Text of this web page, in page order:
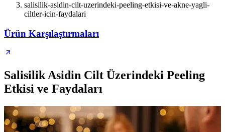
salisilik-asidin-cilt-uzerindeki-peeling-etkisi-ve-akne-yagli-
ciltler-icin-faydalari
Ürün Karşılaştırmaları
Salisilik Asidin Cilt Üzerindeki Peeling
Etkisi ve Faydaları